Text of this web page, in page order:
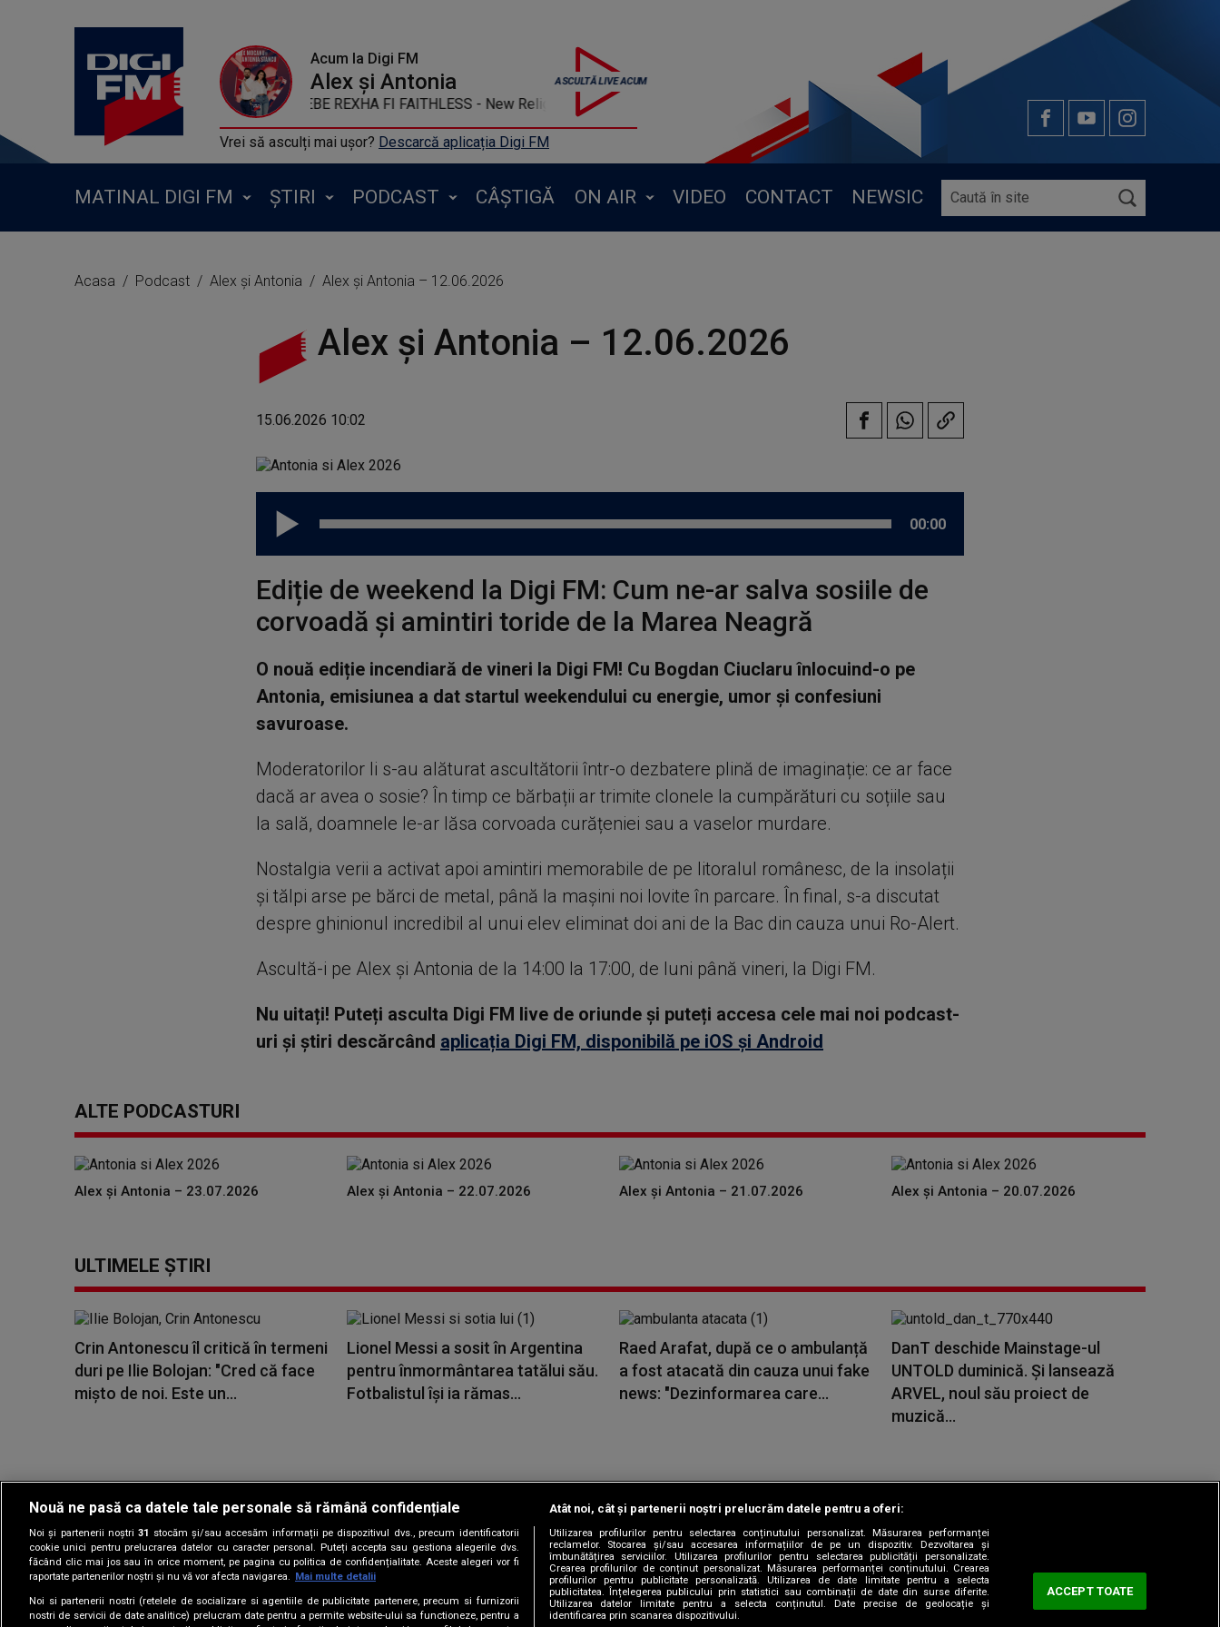
Acum la Digi FM
Alex și Antonia
BEBE REXHA FI FAITHLESS - New Religion (Beatmix)
Vrei să asculți mai ușor? Descarcă aplicația Digi FM
MATINAL DIGI FM ȘTIRI PODCAST CÂȘTIGĂ ON AIR VIDEO CONTACT NEWSIC
Acasa Podcast Alex și Antonia Alex și Antonia – 12.06.2026
Alex și Antonia – 12.06.2026
15.06.2026 10:02
00:00
Ediție de weekend la Digi FM: Cum ne-ar salva sosiile de
corvoadă și amintiri toride de la Marea Neagră
O nouă ediție incendiară de vineri la Digi FM! Cu Bogdan Ciuclaru înlocuind-o pe
Antonia, emisiunea a dat startul weekendului cu energie, umor și confesiuni
savuroase.
Moderatorilor li s-au alăturat ascultătorii într-o dezbatere plină de imaginație: ce ar face
dacă ar avea o sosie? În timp ce bărbații ar trimite clonele la cumpărături cu soțiile sau
la sală, doamnele le-ar lăsa corvoada curățeniei sau a vaselor murdare.
Nostalgia verii a activat apoi amintiri memorabile de pe litoralul românesc, de la insolații
și tălpi arse pe bărci de metal, până la mașini noi lovite în parcare. În final, s-a discutat
despre ghinionul incredibil al unui elev eliminat doi ani de la Bac din cauza unui Ro-Alert.
Ascultă-i pe Alex și Antonia de la 14:00 la 17:00, de luni până vineri, la Digi FM.
Nu uitați! Puteți asculta Digi FM live de oriunde și puteți accesa cele mai noi podcast-
uri și știri descărcând aplicația Digi FM, disponibilă pe iOS și Android
ALTE PODCASTURI
Alex și Antonia – 23.07.2026 Alex și Antonia – 22.07.2026 Alex și Antonia – 21.07.2026 Alex și Antonia – 20.07.2026
ULTIMELE ȘTIRI
Crin Antonescu îl critică în termeni
duri pe Ilie Bolojan: "Cred că face
mișto de noi. Este un...
Lionel Messi a sosit în Argentina
pentru înmormântarea tatălui său.
Fotbalistul își ia rămas...
Raed Arafat, după ce o ambulanță
a fost atacată din cauza unui fake
news: "Dezinformarea care...
DanT deschide Mainstage-ul
UNTOLD duminică. Și lansează
ARVEL, noul său proiect de
muzică...
Copyright © 2026 / DIGI ROMANIA S.A.
Gestionați preferințele|Termeni și condiții |Politica de confidențialitate|Contact/Info| Codul etic|Sitemap
Urmărește-ne și pe
Nouă ne pasă ca datele tale personale să rămână confidențiale
Noi și partenerii noștri31 stocăm și/sau accesăm informații pe dispozitivul dvs., precum identificatorii
cookie unici pentru prelucrarea datelor cu caracter personal. Puteți accepta sau gestiona alegerile dvs.
făcând clic mai jos sau în orice moment, pe pagina cu politica de confidențialitate. Aceste alegeri vor fi
raportate partenerilor noștri și nu vă vor afecta navigarea. Mai multe detalii
Noi si partenerii nostri (retelele de socializare si agentiile de publicitate partenere, precum si furnizorii
nostri de servicii de date analitice) prelucram date pentru a permite website-ului sa functioneze, pentru a
Atât noi, cât și partenerii noștri prelucrăm datele pentru a oferi:
Utilizarea profilurilor pentru selectarea conținutului personalizat. Măsurarea performanței
reclamelor. Stocarea și/sau accesarea informațiilor de pe un dispozitiv. Dezvoltarea și
îmbunătățirea serviciilor. Utilizarea profilurilor pentru selectarea publicității personalizate.
Crearea profilurilor de conținut personalizat. Măsurarea performanței conținutului. Crearea
profilurilor pentru publicitate personalizată. Utilizarea de date limitate pentru a selecta
publicitatea. Înțelegerea publicului prin statistici sau combinații de date din surse diferite.
Utilizarea datelor limitate pentru a selecta conținutul. Date precise de geolocație și
identificarea prin scanarea dispozitivului.
ACCEPT TOATE